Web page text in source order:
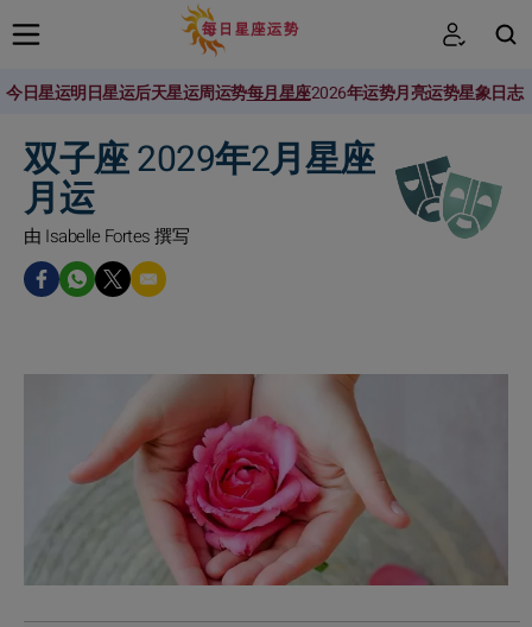
今日星运明日星运后天星运周运势每月星座2026年运势月亮运势星象日志
双子座 2029年2月星座
月运
由 Isabelle Fortes 撰写